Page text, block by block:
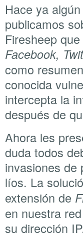
Hace ya
publicamos
Firesheep
Facebook,
como
conocida
intercepta la
después de
Ahora les
duda todos
invasiones de
líos. La
extensión de
en nuestra
su dirección